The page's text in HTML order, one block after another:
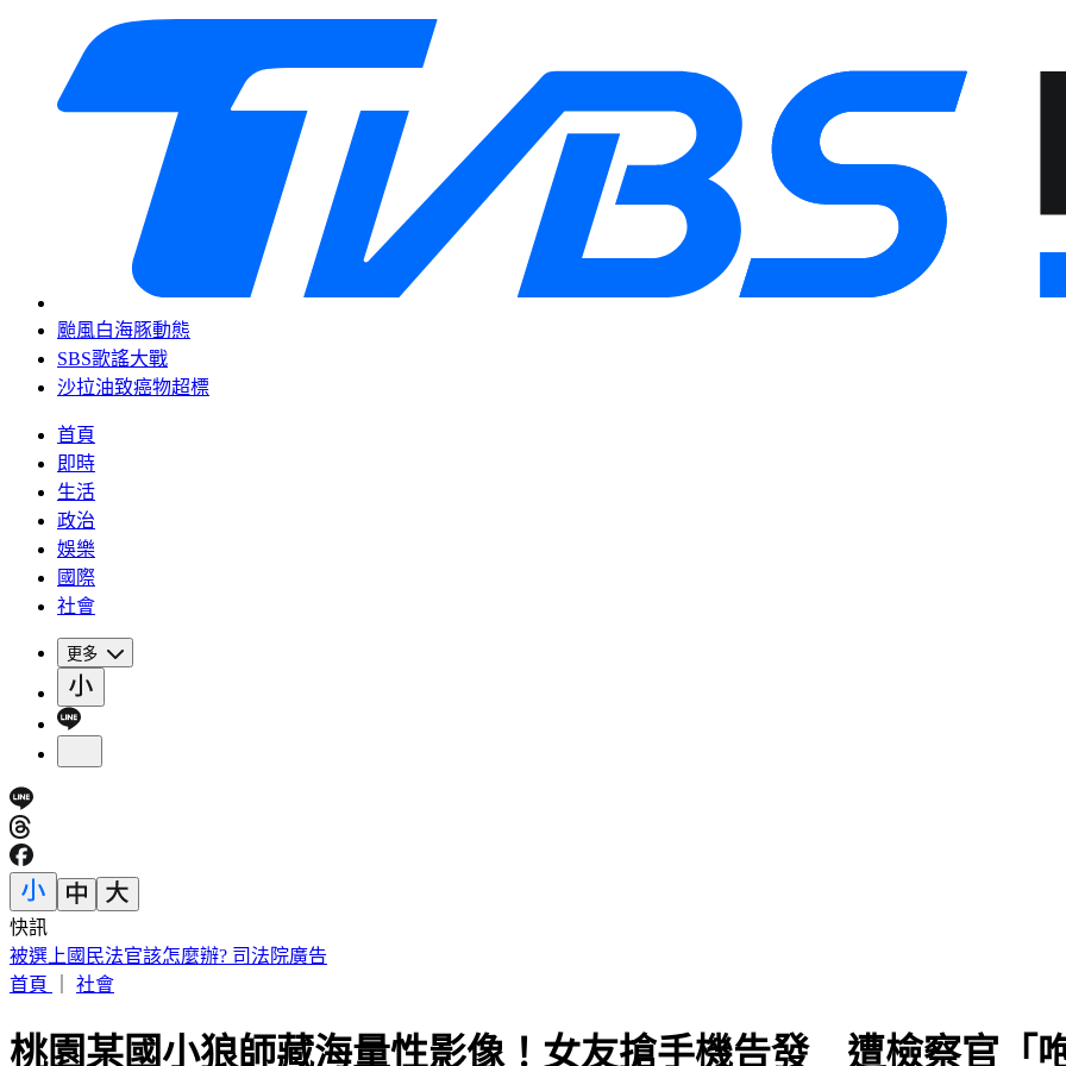
颱風白海豚動態
SBS歌謠大戰
沙拉油致癌物超標
首頁
即時
生活
政治
娛樂
國際
社會
更多
快訊
被選上國民法官該怎麼辦? 司法院廣告
首頁
社會
桃園某國小狼師藏海量性影像！女友搶手機告發 遭檢察官「